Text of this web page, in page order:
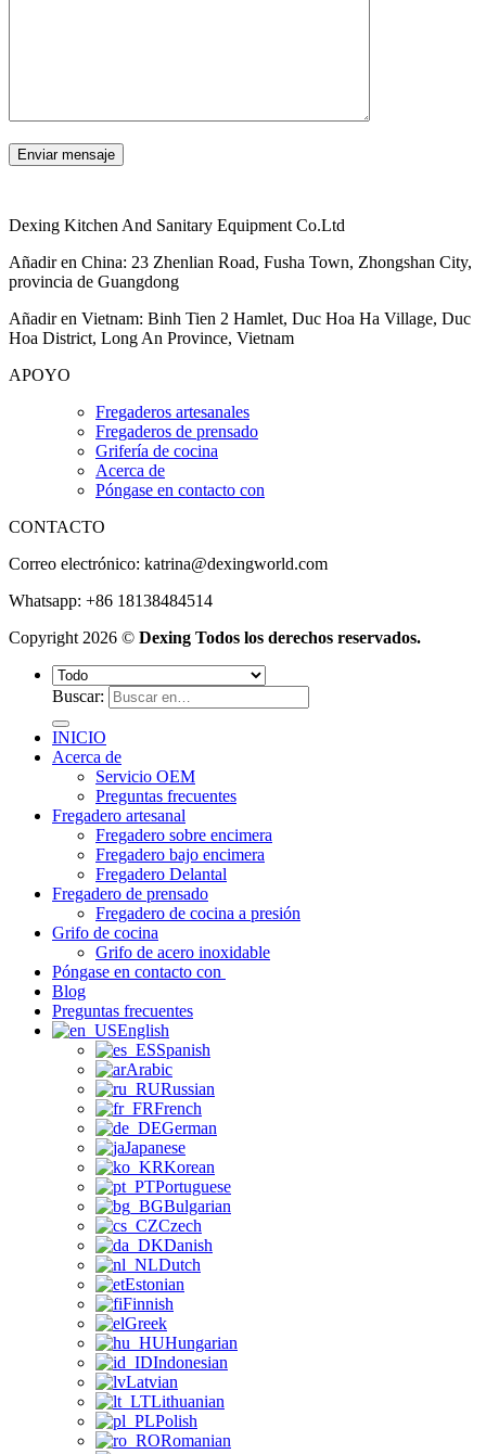
Dexing Kitchen And Sanitary Equipment Co.Ltd
Añadir en China: 23 Zhenlian Road, Fusha Town, Zhongshan City,
provincia de Guangdong
Añadir en Vietnam: Binh Tien 2 Hamlet, Duc Hoa Ha Village, Duc
Hoa District, Long An Province, Vietnam
APOYO
Fregaderos artesanales
Fregaderos de prensado
Grifería de cocina
Acerca de
Póngase en contacto con
CONTACTO
Correo electrónico: katrina@dexingworld.com
Whatsapp: +86 18138484514
Copyright 2026 © Dexing Todos los derechos reservados.
Buscar:
INICIO
Acerca de
Servicio OEM
Preguntas frecuentes
Fregadero artesanal
Fregadero sobre encimera
Fregadero bajo encimera
Fregadero Delantal
Fregadero de prensado
Fregadero de cocina a presión
Grifo de cocina
Grifo de acero inoxidable
Póngase en contacto con
Blog
Preguntas frecuentes
English
Spanish
Arabic
Russian
French
German
Japanese
Korean
Portuguese
Bulgarian
Czech
Danish
Dutch
Estonian
Finnish
Greek
Hungarian
Indonesian
Latvian
Lithuanian
Polish
Romanian